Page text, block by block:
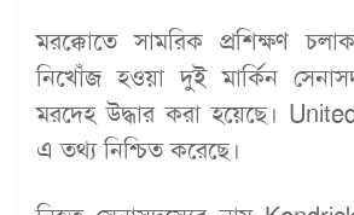
মরক্কোতে সামরিক প্রশিক্ষণ
নিখোঁজ হওয়া দুই মার্কিন
মরদেহ উদ্ধার করা হয়েছে।
এ তথ্য নিশ্চিত করেছে।